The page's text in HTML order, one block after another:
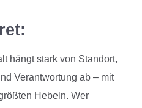
hängt stark von Standort,
Verantwortung ab – mit
Hebeln. Wer